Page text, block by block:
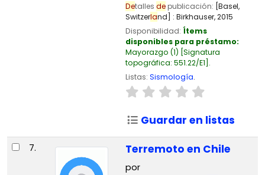
Detalles depublicación: [Basel,
Switzerland] : Birkhauser,2015
Disponibilidad: Ítems
disponibles para préstamo:
Mayorazgo (1) Signatura
topográfica: 551.22/E1 .
Listas: Sismología.
Guardar en listas
7. Terremoto en Chile
por